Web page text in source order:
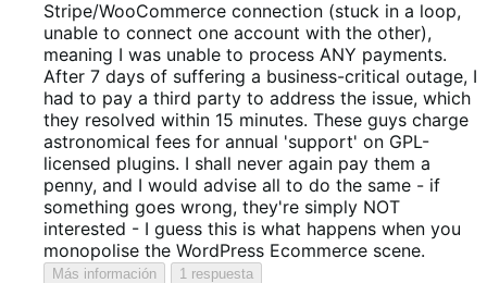
Stripe/WooCommerce connection (stuck in a loop,
unable to connect one account with the other),
meaning I was unable to process ANY payments.
After 7 days of suffering a business-critical outage, I
had to pay a third party to address the issue, which
they resolved within 15 minutes. These guys charge
astronomical fees for annual 'support' on GPL-
licensed plugins. I shall never again pay them a
penny, and I would advise all to do the same - if
something goes wrong, they're simply NOT
interested - I guess this is what happens when you
monopolise the WordPress Ecommerce scene.
Más información 1 respuesta